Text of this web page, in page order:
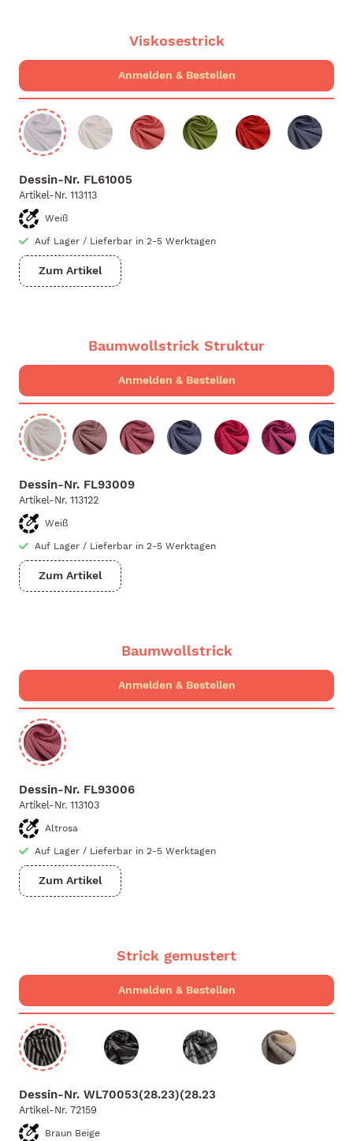
Viskosestrick
Dessin-Nr. FL61005
Artikel-Nr. 113113
Weiß
Auf Lager / Lieferbar in 2-5 Werktagen
Zum Artikel
Baumwollstrick Struktur
Dessin-Nr. FL93009
Artikel-Nr. 113122
Weiß
Auf Lager / Lieferbar in 2-5 Werktagen
Zum Artikel
Baumwollstrick
Dessin-Nr. FL93006
Artikel-Nr. 113103
Altrosa
Auf Lager / Lieferbar in 2-5 Werktagen
Zum Artikel
Strick gemustert
Dessin-Nr. WL70053(28.23)(28.23
Artikel-Nr. 72159
Braun Beige